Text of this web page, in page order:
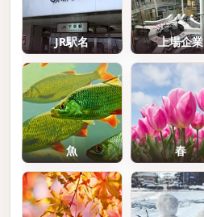
JR駅名 上場企業
魚 春